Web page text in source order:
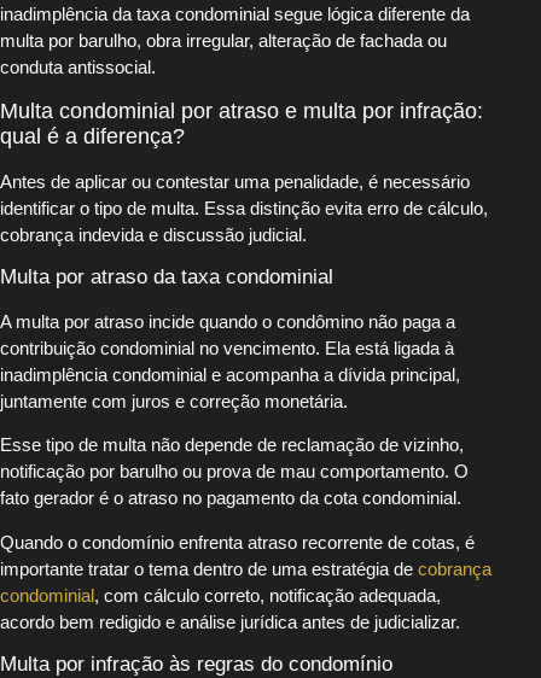
inadimplência da taxa condominial segue lógica diferente da
multa por barulho, obra irregular, alteração de fachada ou
conduta antissocial.
Multa condominial por atraso e multa por infração:
qual é a diferença?
Antes de aplicar ou contestar uma penalidade, é necessário
identificar o tipo de multa. Essa distinção evita erro de cálculo,
cobrança indevida e discussão judicial.
Multa por atraso da taxa condominial
A multa por atraso incide quando o condômino não paga a
contribuição condominial no vencimento. Ela está ligada à
inadimplência condominial e acompanha a dívida principal,
juntamente com juros e correção monetária.
Esse tipo de multa não depende de reclamação de vizinho,
notificação por barulho ou prova de mau comportamento. O
fato gerador é o atraso no pagamento da cota condominial.
Quando o condomínio enfrenta atraso recorrente de cotas, é
importante tratar o tema dentro de uma estratégia de cobrança
condominial, com cálculo correto, notificação adequada,
acordo bem redigido e análise jurídica antes de judicializar.
Multa por infração às regras do condomínio